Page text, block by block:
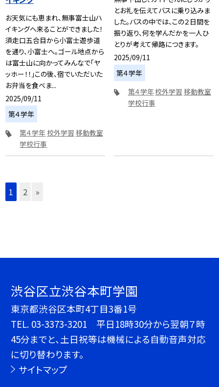
お天気にも恵まれ、無事富士山ハ
イキングへ来ることができました！
須走口五合目から小富士遊歩道
を通り、小富士へ。ゴール地点から
は富士山に向かってみんなで「ヤ
ッホー！！」この後、宿でいただいた
お弁当を食べま...
2025/09/11
第４学年
第４学年 校外学習 移動教室
学校行事
とお礼を伝えてバスに乗り込みま
した。バスの中では、この２日間を
振り返り、何を学んだかを一人ひ
とりが考えて帰路につきます。
2025/09/11
第４学年
第４学年校外学習 移動教室
学校行事
1 2 »
渋谷区立渋谷本町学園
東京都渋谷区本町4丁目3番1号
TEL. 03-3373-3201 平日18時30分から翌朝７時
45分までと、土日祝等は機械による自動音声対応
に切り替わります。
サイトマップ